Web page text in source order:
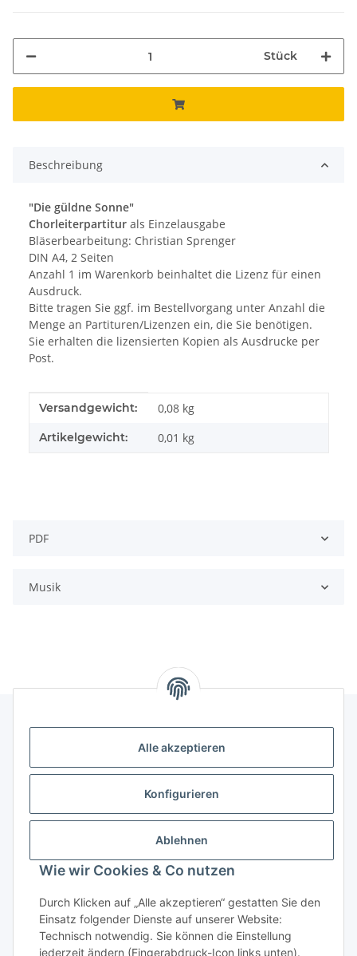
Alle akzeptieren
Konfigurieren
Ablehnen
Wie wir Cookies & Co nutzen
Durch Klicken auf „Alle akzeptieren“ gestatten Sie den
Einsatz folgender Dienste auf unserer Website:
Technisch notwendig. Sie können die Einstellung
jederzeit ändern (Fingerabdruck-Icon links unten).
Stück
Beschreibung
"Die güldne Sonne"
Chorleiterpartitur als Einzelausgabe
Bläserbearbeitung: Christian Sprenger
DIN A4, 2 Seiten
Anzahl 1 im Warenkorb beinhaltet die Lizenz für einen
Ausdruck.
Bitte tragen Sie ggf. im Bestellvorgang unter Anzahl die
Menge an Partituren/Lizenzen ein, die Sie benötigen.
Sie erhalten die lizensierten Kopien als Ausdrucke per
Post.
Produkteigenschaft
Wert
Versandgewicht: 0,08 kg
Artikelgewicht: 0,01 kg
PDF
Musik
genesis musikverlag Christian Sprenger
34630 Gilserberg
E-Mail:anne.weckesser@genesis-musikverlag.de
Informationen
Gesetzliche Informationen